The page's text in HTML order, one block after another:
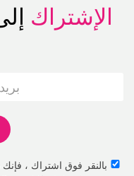
الإشتراك
بالنقر فوق اشتراك ،